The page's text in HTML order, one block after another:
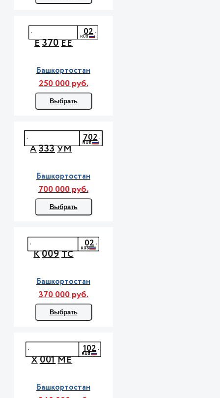
Е370ЕЕ
02
Башкортостан
250 000 руб.
Выбрать
А333УМ
702
Башкортостан
700 000 руб.
Выбрать
К009ТС
02
Башкортостан
370 000 руб.
Выбрать
Х001МЕ
102
Башкортостан